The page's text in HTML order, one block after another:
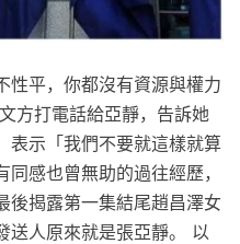
性平，你都沒有資源與權力
方打電話給亞靜，告訴她
表示「我們不要就這樣就算
感也曾無助的過往經歷，
後揭露第一集結尾趙昌澤女
送人原來就是張亞靜。 以